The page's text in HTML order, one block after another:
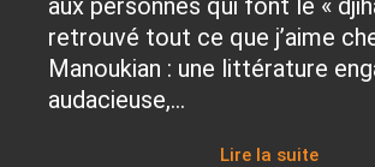
aux personnes qui font le «
retrouvé tout ce que j’aime
Manoukian : une littérature
audacieuse,...
Lire la suite